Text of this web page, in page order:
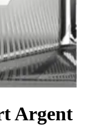
Argent